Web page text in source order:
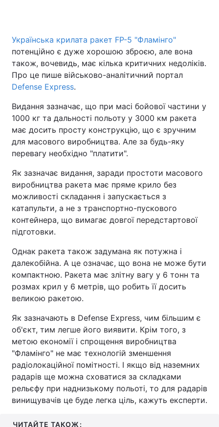
Українська крилата ракет FP-5 "Фламінго"
потенційно є дуже хорошою зброєю, але вона
також, вочевидь, має кілька критичних недоліків.
Про це пише військово-аналітичний портал
Defense Express.
Видання зазначає, що при масі бойової частини у
1000 кг та дальності польоту у 3000 км ракета
має досить просту конструкцію, що є зручним
для масового виробництва. Але за будь-яку
перевагу необхідно "платити".
Як зазначає видання, заради простоти масового
виробництва ракета має пряме крило без
можливості складання і запускається з
катапульти, а не з транспортно-пускового
контейнера, що вимагає довгої передстартової
підготовки.
Однак ракета також задумана як потужна і
далекобійна. А це означає, що вона не може бути
компактною. Ракета має злітну вагу у 6 тонн та
розмах крил у 6 метрів, що робить її досить
великою ракетою.
Як зазначають в Defense Express, чим більшим є
об'єкт, тим легше його виявити. Крім того, з
метою економії і спрощення виробництва
"Фламінго" не має технологій зменшення
радіолокаційної помітності. І якщо від наземних
радарів ще можна сховатися за складками
рельєфу при наднизькому польоті, то для радарів
винищувачів це буде легка ціль, кажуть експерти.
ЧИТАЙТЕ ТАКОЖ: